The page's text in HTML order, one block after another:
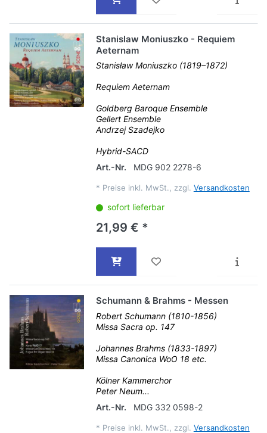
Stanislaw Moniuszko - Requiem
Aeternam
Stanisław Moniuszko (1819–1872)
Requiem Aeternam
Goldberg Baroque Ensemble
Gellert Ensemble
Andrzej Szadejko
Hybrid-SACD
Art.-Nr.
MDG 902 2278-6
* Preise inkl. MwSt., zzgl. Versandkosten
sofort lieferbar
21,99 € *
Schumann & Brahms - Messen
Robert Schumann (1810-1856)
Missa Sacra op. 147
Johannes Brahms (1833-1897)
Missa Canonica WoO 18 etc.
Kölner Kammerchor
Peter Neum...
Art.-Nr.
MDG 332 0598-2
* Preise inkl. MwSt., zzgl. Versandkosten